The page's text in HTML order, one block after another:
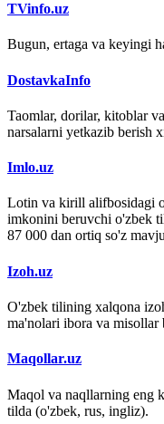
TVinfo.uz
Bugun, ertaga va keyingi
DostavkaInfo
Taomlar, dorilar, kitoblar
narsalarni yetkazib berish
Imlo.uz
Lotin va kirill alifbosidagi
imkonini beruvchi o'zbek
87 000 dan ortiq so'z
Izoh.uz
O'zbek tilining xalqona
ma'nolari ibora va
Maqollar.uz
Maqol va naqllarning eng
tilda (o'zbek, rus, ingliz).